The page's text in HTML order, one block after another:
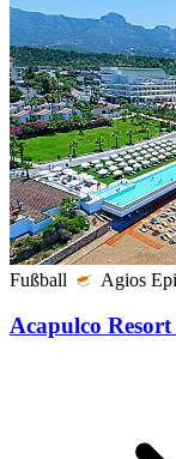
Fußball Agios
Acapulco